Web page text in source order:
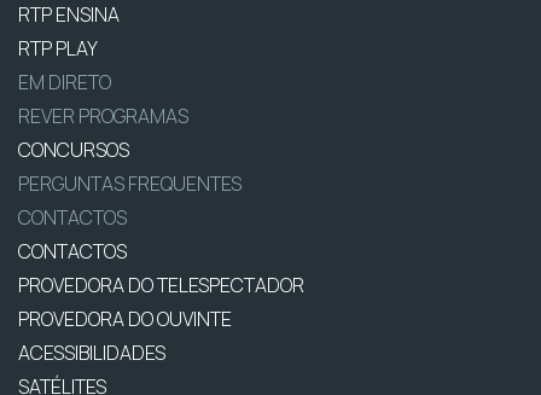
RTP ENSINA
RTP PLAY
EM DIRETO
REVER PROGRAMAS
CONCURSOS
PERGUNTAS FREQUENTES
CONTACTOS
CONTACTOS
PROVEDORA DO TELESPECTADOR
PROVEDORA DO OUVINTE
ACESSIBILIDADES
SATÉLITES